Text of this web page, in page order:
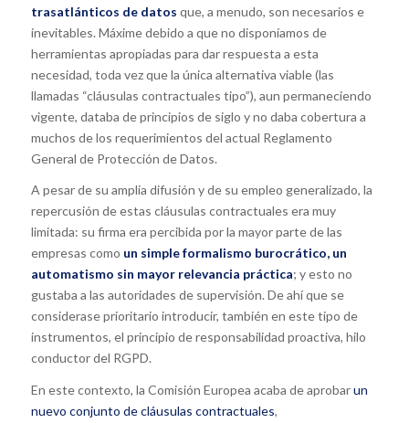
trasatlánticos de datos que, a menudo, son necesarios e
inevitables. Máxime debido a que no disponíamos de
herramientas apropiadas para dar respuesta a esta
necesidad, toda vez que la única alternativa viable (las
llamadas “cláusulas contractuales tipo”), aun permaneciendo
vigente, databa de principios de siglo y no daba cobertura a
muchos de los requerimientos del actual Reglamento
General de Protección de Datos.
A pesar de su amplia difusión y de su empleo generalizado, la
repercusión de estas cláusulas contractuales era muy
limitada: su firma era percibida por la mayor parte de las
empresas como un simple formalismo burocrático, un
automatismo sin mayor relevancia práctica; y esto no
gustaba a las autoridades de supervisión. De ahí que se
considerase prioritario introducir, también en este tipo de
instrumentos, el principio de responsabilidad proactiva, hilo
conductor del RGPD.
En este contexto, la Comisión Europea acaba de aprobarun
nuevo conjunto de cláusulas contractuales,